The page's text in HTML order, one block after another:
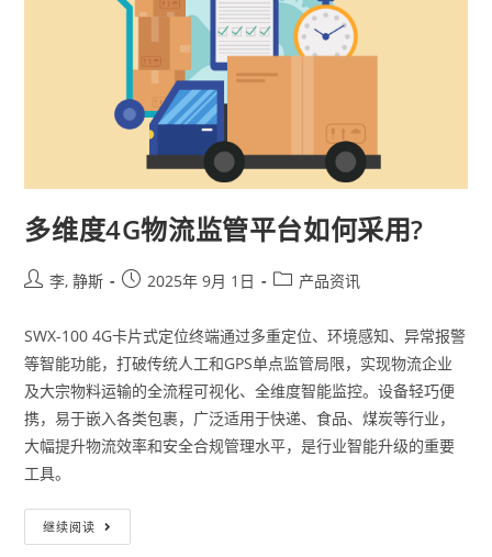
多维度4G物流监管平台如何采用?
李, 静斯 2025年 9月 1日 产品资讯
SWX-100 4G卡片式定位终端通过多重定位、环境感知、异常报警
等智能功能，打破传统人工和GPS单点监管局限，实现物流企业
及大宗物料运输的全流程可视化、全维度智能监控。设备轻巧便
携，易于嵌入各类包裹，广泛适用于快递、食品、煤炭等行业，
大幅提升物流效率和安全合规管理水平，是行业智能升级的重要
工具。
继续阅读